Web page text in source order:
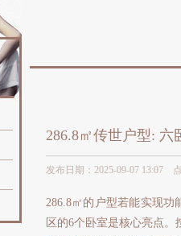
286.8㎡传世户型:
发布日期：2025-09-07 13:07
286.8㎡的户型若能实现功
区的6个卧室是核心亮点